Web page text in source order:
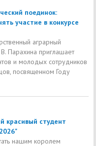
поединок:
участие в конкурсе
аграрный
Парахина приглашает
и молодых сотрудников
посвященном Году
красивый студент
нашим королем